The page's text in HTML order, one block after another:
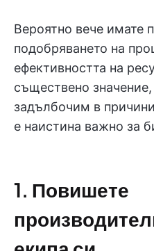
Вероятно вече имате
подобряването на
ефективността на
съществено
задълбочим в
е наистина важно за
1. Повишете